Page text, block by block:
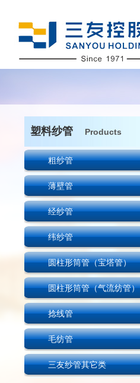
塑料纱管 Products
粗纱管
薄壁管
经纱管
纬纱管
圆柱形筒管（宝塔管）
圆柱形筒管（气流纺管）
捻线管
毛纺管
三友纱管其它类